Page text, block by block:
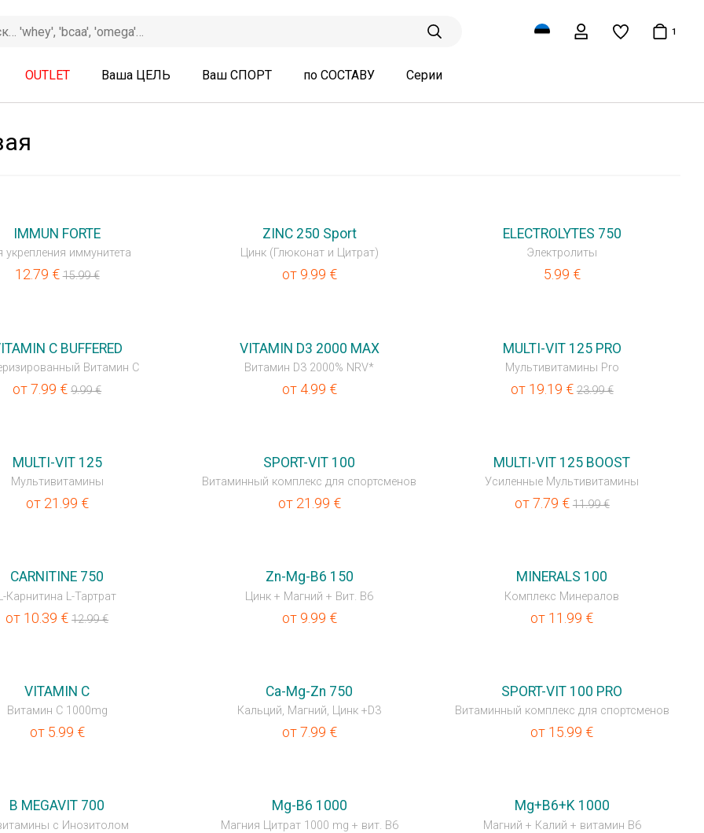
OUTLET Ваша ЦЕЛЬ Ваш СПОРТ по СОСТАВУ Серии
1
IMMUN FORTE
укрепления иммунитета
12.79 €15.99€
ZINC 250 Sport
Цинк (Глюконат и Цитрат)
от 9.99 €
ELECTROLYTES 750
Электролиты
5.99 €
C BUFFERED
Витамин С
от7.99 €9.99€
VITAMIN D3 2000 MAX
Витамин D3 2000% NRV*
от 4.99 €
MULTI-VIT 125 PRO
Мультивитамины Pro
от 19.19 € 23.99€
MULTI-VIT 125
Мультивитамины
от 21.99 €
SPORT-VIT 100
Витаминный комплекс для спортсменов
от 21.99 €
MULTI-VIT 125 BOOST
Усиленные Мультивитамины
от7.79 € 11.99€
CARNITINE 750
L-Карнитина L-Тартрат
от 10.39 €12.99€
Zn-Mg-B6 150
Цинк + Магний + Вит. B6
от 9.99 €
MINERALS 100
Комплекс Минералов
от 11.99 €
VITAMIN C
Витамин C 1000mg
от 5.99 €
Ca-Mg-Zn 750
Кальций, Магний, Цинк +D3
от7.99 €
SPORT-VIT 100 PRO
Витаминный комплекс для спортсменов
от 15.99 €
B MEGAVIT 700
с Инозитолом
Mg-B6 1000
Магния Цитрат 1000 mg + вит. B6
Mg+B6+K 1000
Магний + Калий + витамин B6